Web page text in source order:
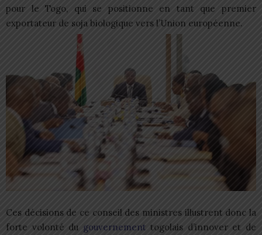
pour le Togo, qui se positionne en tant que premier
exportateur de soja biologique vers l’Union européenne.
Ces décisions de ce conseil des ministres illustrent donc la
forte volonté du gouvernement togolais d’innover et de